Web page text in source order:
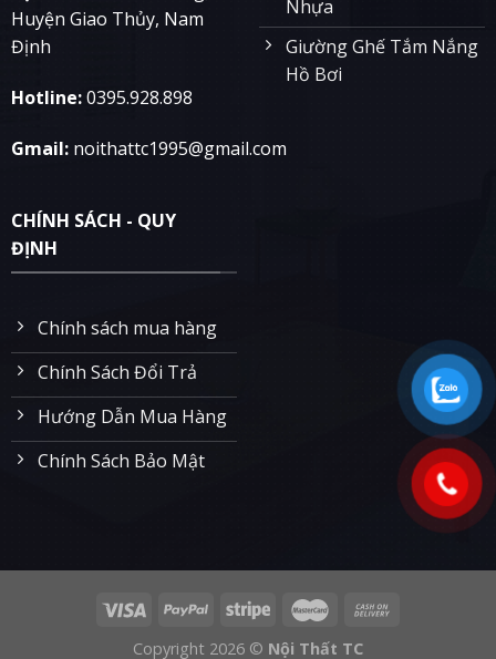
Huyện Giao Thủy, Nam
Định
Hotline:0395.928.898
Gmail:noithattc1995@gmail.com
Nhựa
Giường Ghế Tắm Nắng
Hồ Bơi
CHÍNH SÁCH - QUY
ĐỊNH
Chính sách mua hàng
Chính Sách Đổi Trả
Hướng Dẫn Mua Hàng
Chính Sách Bảo Mật
Copyright 2026 © Nội Thất TC